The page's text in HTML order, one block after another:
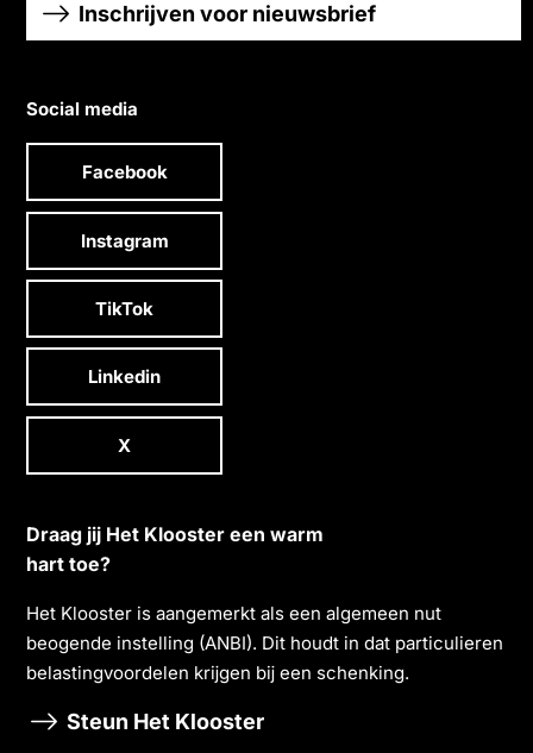
Inschrijven voor nieuwsbrief
Social media
Facebook
Instagram
TikTok
Linkedin
X
Draag jij Het Klooster een warm
hart toe?
Het Klooster is aangemerkt als een algemeen nut
beogende instelling (ANBI). Dit houdt in dat particulieren
belastingvoordelen krĳgen bĳ een schenking.
Steun Het Klooster